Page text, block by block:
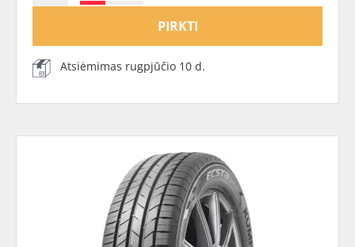
PIRKTI
Atsiėmimas rugpjūčio 10 d.